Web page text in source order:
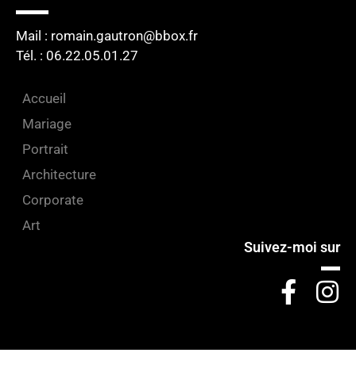
Mail : romain.gautron@bbox.fr
Tél. : 06.22.05.01.27​
Accueil
Mariage
Portrait
Architecture
Corporate
Art
Suivez-moi sur